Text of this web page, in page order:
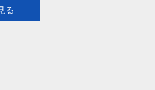
る